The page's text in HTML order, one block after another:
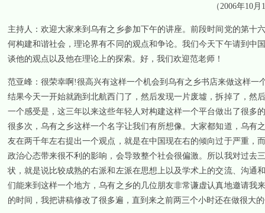
（2006年10月
主持人：欢迎大家来到乌有之乡参加下午的讲座。前段时间党的第
何构建和谐社会，理论界有不同的观点和争论。我们今天下午请到中
谈他的观点以及他在理论上的探索。好，我们欢迎范老师！
范亚峰：很荣幸啊 !很高兴有这样一个机会到乌有之乡书店来做这样一
结果今天一开始就跑到北航西门了，然后发现一片废墟，拆掉了，然
一个感受是，这三年以来这些年轻人对构建这样一个平台做出了很多
很多次，乌有之乡这样一个名字让我们有所想像。大家都知道，乌有
友在两千年左右提出一个观点，就是在中国现在右的倾向过于严重，
政治心态带来很不利的影响，会导致整个社会很偏激。所以我对过去
状，就是说比较成熟的右派和左派在思想上以及学术上的交流、沟通
们能来到这样一个地方，乌有之乡的几位朋友非常谦虚认真地邀请我
的时间，我把讲稿修改了很多遍，直到来之前两三个小时还在做很大